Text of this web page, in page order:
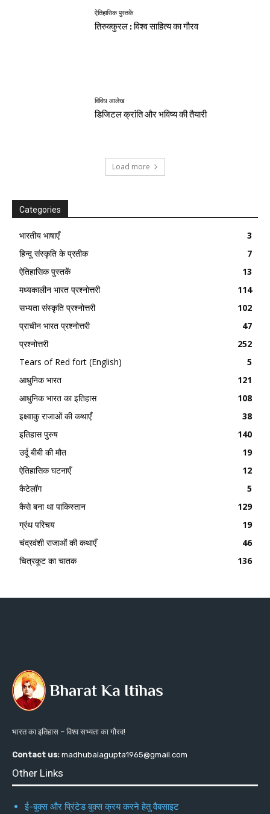
ऐतिहासिक पुस्तकें
तिरुक्कुरल : विश्व साहित्य का गौरव
विविध आलेख
डिजिटल क्रांति और भविष्य की तैयारी
Load more
Categories
भारतीय भाषाएँ
3
हिन्दू संस्कृति के प्रतीक
7
ऐतिहासिक पुस्तकें
13
मध्यकालीन भारत प्रश्नोत्तरी
114
सभ्यता संस्कृति प्रश्नोत्तरी
102
प्राचीन भारत प्रश्नोत्तरी
47
प्रश्नोत्तरी
252
Tears of Red fort (English)
5
आधुनिक भारत
121
आधुनिक भारत का इतिहास
108
इक्ष्वाकु राजाओं की कथाएँ
38
इतिहास पुरुष
140
उर्दू बीबी की मौत
19
ऐतिहासिक घटनाएँ
12
कैटेलॉग
5
कैसे बना था पाकिस्तान
129
ग्रंथ परिचय
19
चंद्रवंशी राजाओं की कथाएँ
46
चित्रकूट का चातक
136
भारत का इतिहास – विश्व सभ्यता का गौरव!
Contact us: madhubalagupta1965@gmail.com
Other Links
ई-बुक्स और प्रिंटेड बुक्स क्रय करने हेतु वैबसाइट